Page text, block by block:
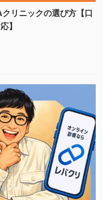
リニックの選び方【口
】